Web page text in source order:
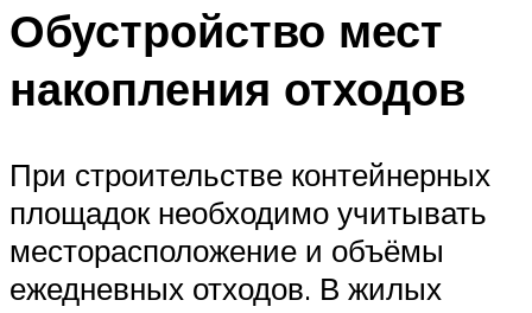
Обустройство мест
накопления отходов
При строительстве контейнерных
площадок необходимо учитывать
месторасположение и объёмы
ежедневных отходов. В жилых